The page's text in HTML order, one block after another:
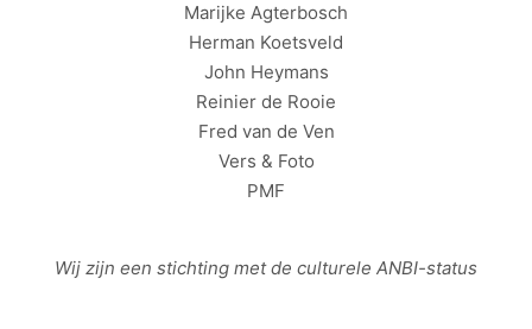
Marijke Agterbosch
Herman Koetsveld
John Heymans
Reinier de Rooie
Fred van de Ven
Vers & Foto
PMF
Wij zijn een stichting met de culturele ANBI-status